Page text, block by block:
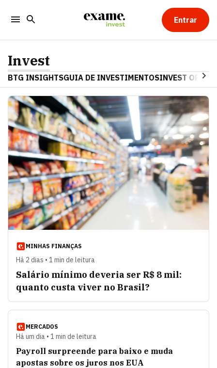
Entrar
Invest
BTG INSIGHTSGUIA DE INVESTIMENTOSINVEST OPINA
MINHAS FINANÇAS
Há 2 dias • 1 min de leitura
Salário mínimo deveria ser R$ 8 mil:
quanto custa viver no Brasil?
MERCADOS
Há um dia • 1 min de leitura
Payroll surpreende para baixo e muda
apostas sobre os juros nos EUA